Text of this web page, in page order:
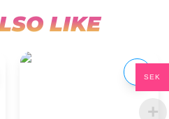
LIKE
SEK